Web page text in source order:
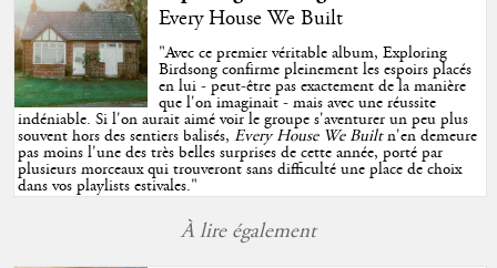
Every House We Built
"Avec ce premier véritable album, Exploring
Birdsong confirme pleinement les espoirs placés
en lui - peut-être pas exactement de la manière
que l'on imaginait - mais avec une réussite
indéniable. Si l'on aurait aimé voir le groupe s'aventurer un peu plus
souvent hors des sentiers balisés,Every House We Builtn'en demeure
pas moins l'une des très belles surprises de cette année, porté par
plusieurs morceaux qui trouveront sans difficulté une place de choix
dans vos playlists estivales."
À lire également